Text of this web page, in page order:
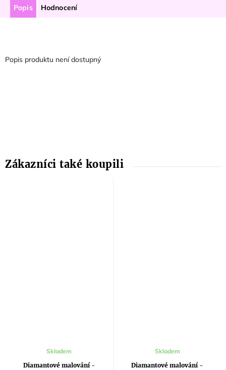
Popis Hodnocení
Popis produktu není dostupný
Diamantové malování -
Skladem
Diamantové malování -
Skladem